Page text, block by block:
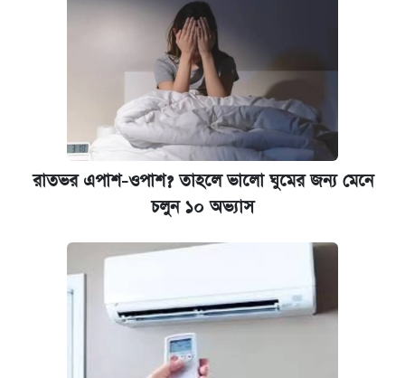
রাতভর এপাশ-ওপাশ? তাহলে ভালো ঘুমের জন্য মেনে
চলুন ১০ অভ্যাস